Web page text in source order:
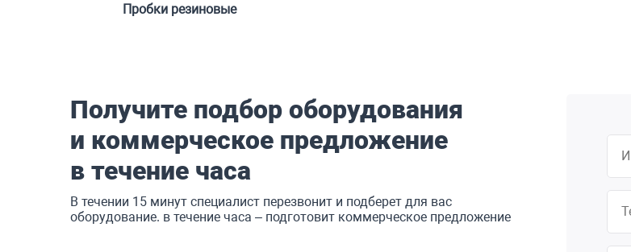
Пробки резиновые
Форма обратной связи
Получите подбор оборудования
и коммерческое предложение
в течение часа
В течении 15 минут специалист перезвонит и подберет для вас
оборудование. в течение часа – подготовит коммерческое предложение